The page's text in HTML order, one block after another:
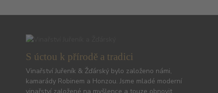
S úctou k přírodě a tradici
Vinařství Juřeník & Žďárský bylo založeno námi,
kamarády Robinem a Honzou. Jsme mladé moderní